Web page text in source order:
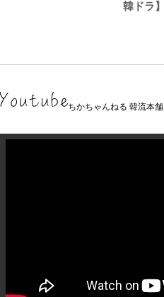
韓ドラ】
ちかちゃんねる 韓流本舗